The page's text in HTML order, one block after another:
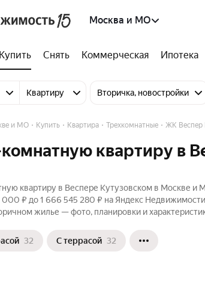
Москва и МО
Купить Снять Коммерческая Ипотека
Квартиру Вторичка, новостройки
и МО Купить Квартира Трехкомнатные ЖК Веспер
квартиру в
квартиру в Веспере Кутузовском в Москве
000 ₽ до 1 666 545 280 ₽ на Яндекс
жилье — фото, планировки и
32 С террасой 32